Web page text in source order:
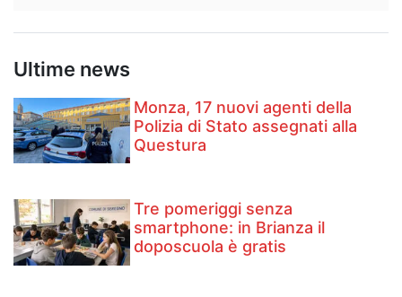
Ultime news
Monza, 17 nuovi agenti della
Polizia di Stato assegnati alla
Questura
Tre pomeriggi senza
smartphone: in Brianza il
doposcuola è gratis